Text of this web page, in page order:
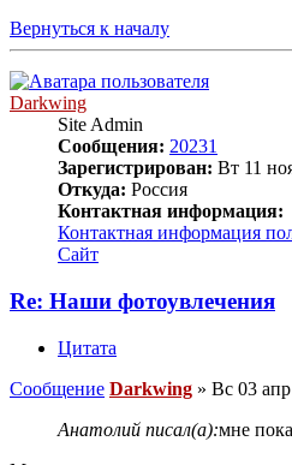
Вернуться к началу
Darkwing
Site Admin
Сообщения: 20231
Зарегистрирован: Вт 11
Откуда: Россия
Контактная информация:
Контактная информация
Сайт
Re: Наши фотоувлечения
Цитата
Сообщение Darkwing » Вс 03
Анатолий писал(а):мне